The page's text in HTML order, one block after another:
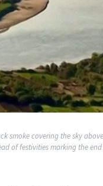
smoke covering the sky
of festivities marking the